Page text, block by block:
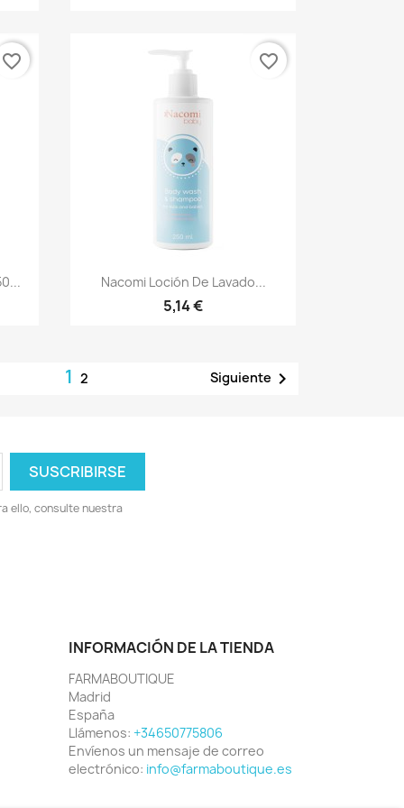
favorite_border
Vista rápida
Nacomi Loción De Lavado...
5,14 €
favorite_border
12 Siguiente 
ello, consulte nuestra
INFORMACIÓN DE LA TIENDA
FARMABOUTIQUE
Madrid
España
Llámenos: +34650775806
Envíenos un mensaje de correo
electrónico: info@farmaboutique.es